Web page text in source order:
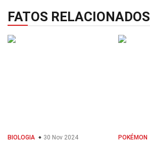
FATOS RELACIONADOS
BIOLOGIA 30 Nov 2024 POKÉMON